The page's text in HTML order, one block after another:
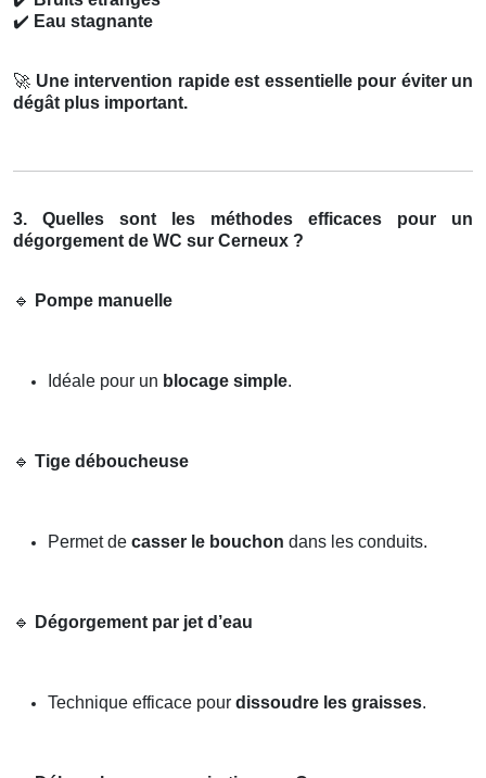
✔️ Eau stagnante
🚀 Une intervention rapide est essentielle pour éviter un
dégât plus important.
3. Quelles sont les méthodes efficaces pour un
dégorgement de WC sur Cerneux ?
🔹 Pompe manuelle
Idéale pour un blocage simple.
🔹 Tige déboucheuse
Permet de casser le bouchon dans les conduits.
🔹 Dégorgement par jet d’eau
Technique efficace pour dissoudre les graisses.